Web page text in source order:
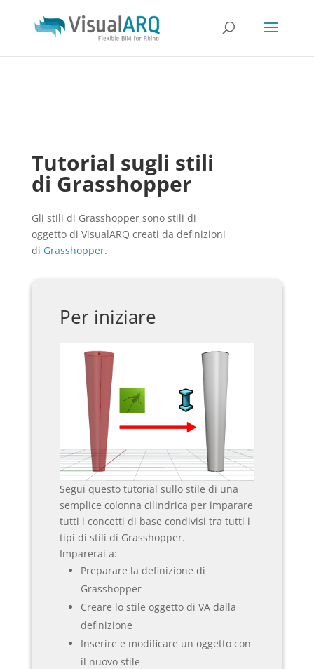
Tutorial sugli stili
di Grasshopper
Gli stili di Grasshopper sono stili di
oggetto di VisualARQ creati da definizioni
di Grasshopper.
Per iniziare
Segui questo tutorial sullo stile di una
semplice colonna cilindrica per imparare
tutti i concetti di base condivisi tra tutti i
tipi di stili di Grasshopper.
Imparerai a:
Preparare la definizione di
Grasshopper
Creare lo stile oggetto di VA dalla
definizione
Inserire e modificare un oggetto con
il nuovo stile